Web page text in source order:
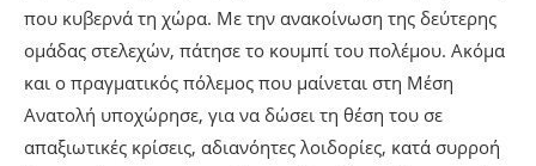
που κυβερνά τη χώρα. Με την ανακοίνωση της δεύτερης
ομάδας στελεχών, πάτησε το κουμπί του πολέμου. Ακόμα
και ο πραγματικός πόλεμος που μαίνεται στη Μέση
Ανατολή υποχώρησε, για να δώσει τη θέση του σε
απαξιωτικές κρίσεις, αδιανόητες λοιδορίες, κατά συρροή